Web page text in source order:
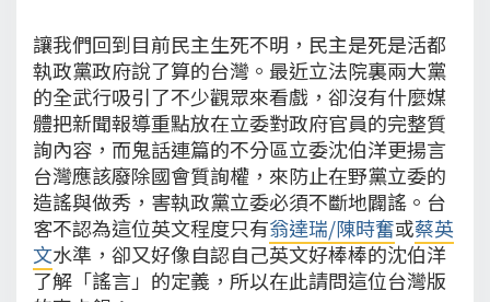
讓我們回到目前民主生死不明，民主是死是活都
執政黨政府說了算的台灣。最近立法院裏兩大黨
的全武行吸引了不少觀眾來看戲，卻沒有什麼媒
體把新聞報導重點放在立委對政府官員的完整質
詢內容，而鬼話連篇的不分區立委沈伯洋更揚言
台灣應該廢除國會質詢權，來防止在野黨立委的
造謠與做秀，害執政黨立委必須不斷地闢謠。台
客不認為這位英文程度只有翁達瑞/陳時奮或蔡英
文水準，卻又好像自認自己英文好棒棒的沈伯洋
了解「謠言」的定義，所以在此請問這位台灣版